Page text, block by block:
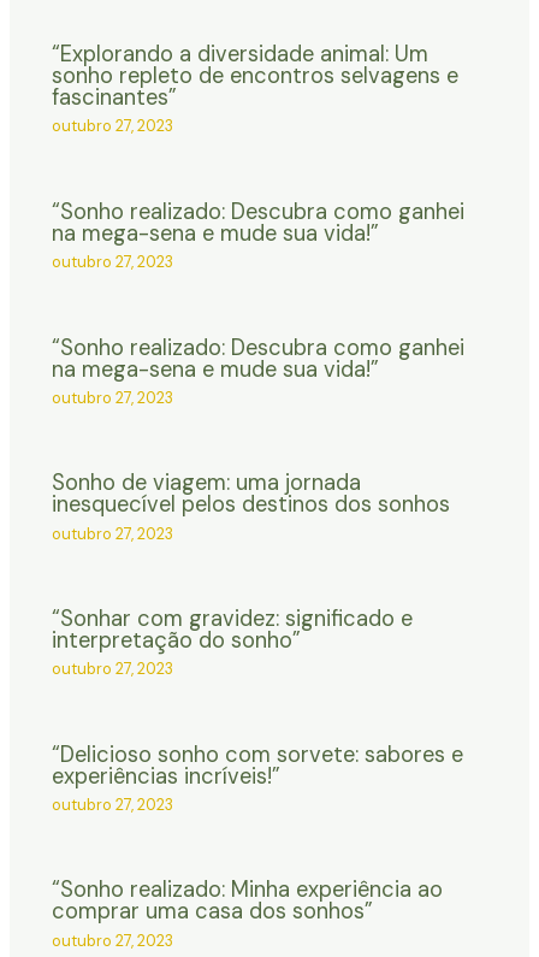
“Explorando a diversidade animal: Um
sonho repleto de encontros selvagens e
fascinantes”
outubro 27, 2023
“Sonho realizado: Descubra como ganhei
na mega-sena e mude sua vida!”
outubro 27, 2023
“Sonho realizado: Descubra como ganhei
na mega-sena e mude sua vida!”
outubro 27, 2023
Sonho de viagem: uma jornada
inesquecível pelos destinos dos sonhos
outubro 27, 2023
“Sonhar com gravidez: significado e
interpretação do sonho”
outubro 27, 2023
“Delicioso sonho com sorvete: sabores e
experiências incríveis!”
outubro 27, 2023
“Sonho realizado: Minha experiência ao
comprar uma casa dos sonhos”
outubro 27, 2023